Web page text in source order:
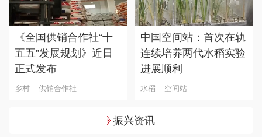
《全国供销合作社“十
五五”发展规划》近日
正式发布
乡村 供销合作社
中国空间站：首次在轨
连续培养两代水稻实验
进展顺利
水稻 空间站
振兴资讯